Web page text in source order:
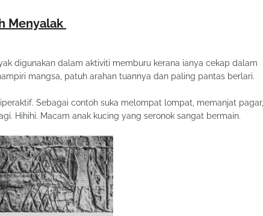
Menyalak
digunakan dalam aktiviti memburu kerana ianya cekap dalam
mangsa, patuh arahan tuannya dan paling pantas berlari.
Sebagai contoh suka melompat lompat, memanjat pagar,
Hihihi. Macam anak kucing yang seronok sangat bermain.